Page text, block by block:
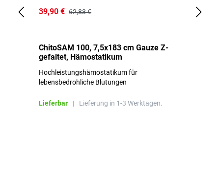
39,90 € 62,83 €
ChitoSAM 100, 7,5x183 cm Gauze Z-
gefaltet, Hämostatikum
Hochleistungshämostatikum für
lebensbedrohliche Blutungen
Lieferbar | Lieferung in 1-3 Werktagen.